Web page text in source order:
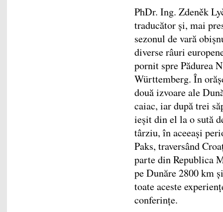
PhDr. Ing. Zdeněk
traducător și, mai
sezonul de vară
diverse râuri
pornit spre Pădurea
Württemberg. În
două izvoare ale
caiac, iar după trei
ieșit din el la o sută
târziu, în aceeași
Paks, traversând
parte din Republica
pe Dunăre 2800 km
toate aceste
conferințe.